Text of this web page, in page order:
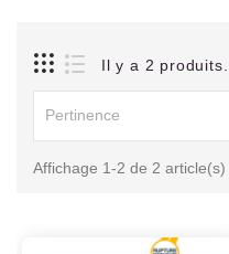
Il y a 2 produits.
Pertinence
Affichage 1-2 de 2 article(s)